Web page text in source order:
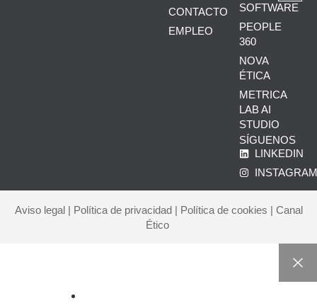
CONTACTO
EMPLEO
SOFTWARE
PEOPLE
360
NOVA
ÉTICA
METRICA
LAB AI
STUDIO
SÍGUENOS
LINKEDIN
Aviso legal| Política de privacidad| Política de cookies | Canal
Ético